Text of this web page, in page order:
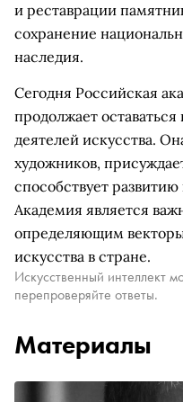
и реставрации
сохранение
наследия.
Сегодня Российская
продолжает
деятелей искусства.
художников,
способствует развитию
Академия является
определяющим векторы
искусства в стране.
Искусственный интеллект
перепроверяйте ответы.
Материалы